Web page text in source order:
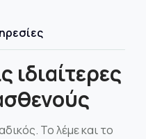
ιδιαίτερες
Το λέμε και το